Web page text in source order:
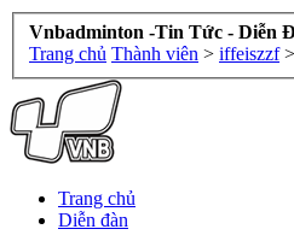
Vnbadminton -Tin Tức - Diễn
Trang chủ Thành viên > iffeiszzf >
Trang chủ
Diễn đàn